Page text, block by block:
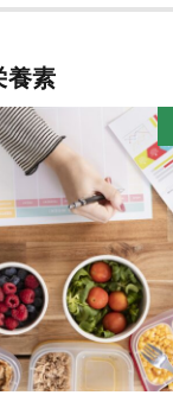
養素